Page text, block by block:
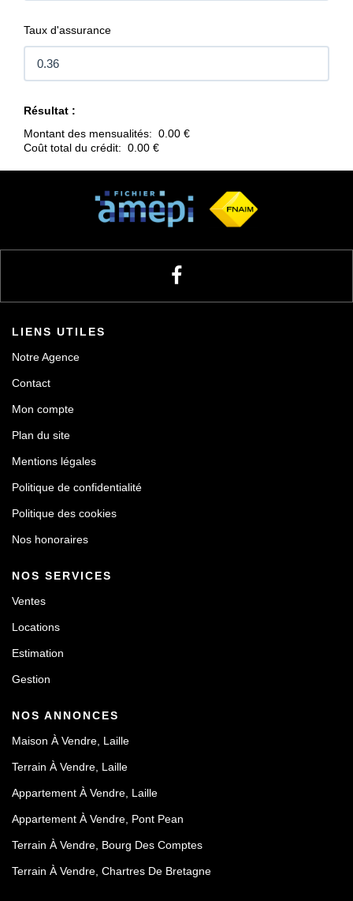
Taux d'assurance
Résultat :
Montant des mensualités: 0.00 €
Coût total du crédit: 0.00 €
LIENS UTILES
Notre Agence
Contact
Mon compte
Plan du site
Mentions légales
Politique de confidentialité
Politique des cookies
Nos honoraires
NOS SERVICES
Ventes
Locations
Estimation
Gestion
NOS ANNONCES
Maison À Vendre, Laille
Terrain À Vendre, Laille
Appartement À Vendre, Laille
Appartement À Vendre, Pont Pean
Terrain À Vendre, Bourg Des Comptes
Terrain À Vendre, Chartres De Bretagne